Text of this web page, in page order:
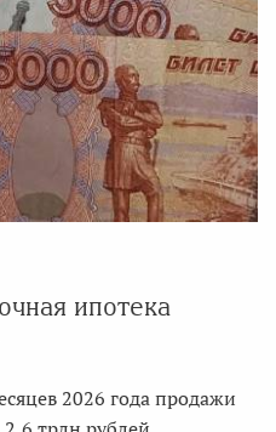
ипотека
2026 года продажи